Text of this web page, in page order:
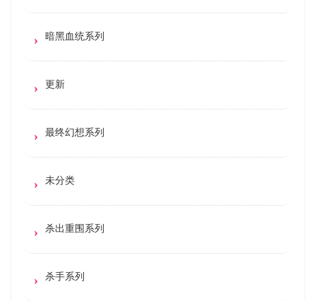
暗黑血统系列
更新
最终幻想系列
未分类
杀出重围系列
杀手系列